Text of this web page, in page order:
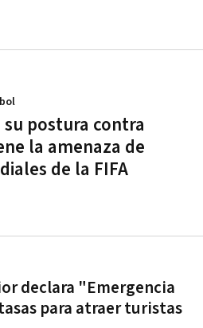
su postura contra
la amenaza de
de la FIFA
declara "Emergencia
para atraer turistas